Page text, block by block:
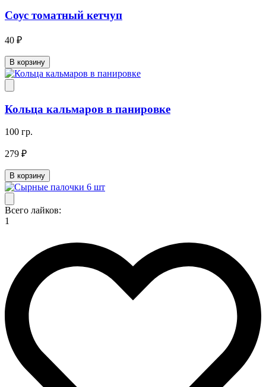
Соус томатный кетчуп
40 ₽
В корзину
Кольца кальмаров в панировке
100 гр.
279 ₽
В корзину
Всего лайков:
1